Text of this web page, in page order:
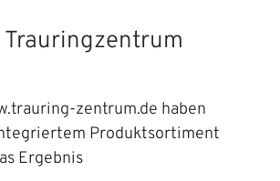
zentrum.de haben
Produktsortiment
Ergebnis